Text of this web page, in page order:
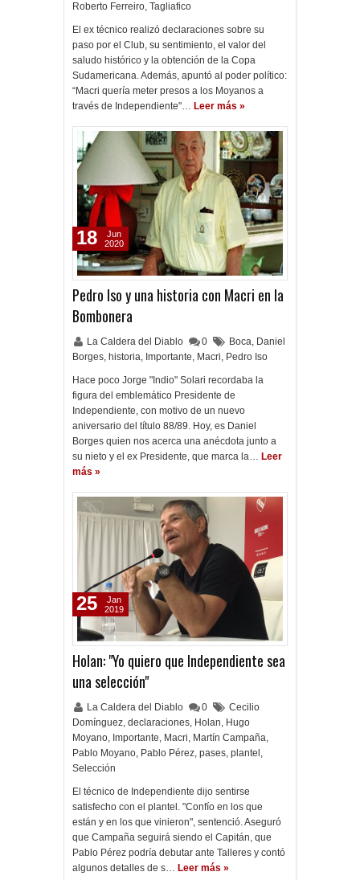
Roberto Ferreiro, Tagliafico
El ex técnico realizó declaraciones sobre su
paso por el Club, su sentimiento, el valor del
saludo histórico y la obtención de la Copa
Sudamericana. Además, apuntó al poder político:
“Macri quería meter presos a los Moyanos a
través de Independiente"… Leer más »
Pedro Iso y una historia con Macri en la
Bombonera
La Caldera del Diablo 0 Boca, Daniel
Borges, historia, Importante, Macri, Pedro Iso
Hace poco Jorge "Indio" Solari recordaba la
figura del emblemático Presidente de
Independiente, con motivo de un nuevo
aniversario del título 88/89. Hoy, es Daniel
Borges quien nos acerca una anécdota junto a
su nieto y el ex Presidente, que marca la… Leer
más »
18
Jun
2020
Holan: "Yo quiero que Independiente sea
una selección"
La Caldera del Diablo 0
Cecilio
Domínguez, declaraciones, Holan, Hugo
Moyano, Importante, Macri, Martín Campaña,
Pablo Moyano, Pablo Pérez, pases, plantel ,
Selección
El técnico de Independiente dijo sentirse
satisfecho con el plantel. "Confío en los que
están y en los que vinieron", sentenció. Aseguró
que Campaña seguirá siendo el Capitán, que
Pablo Pérez podría debutar ante Talleres y contó
algunos detalles de s… Leer más »
25
Jan
2019